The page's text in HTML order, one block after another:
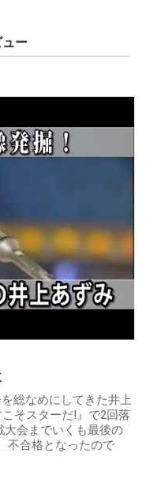
ー
総なめにしてきた井上
そスターだ!』で2回落
会までいくも最後の
不合格となったので